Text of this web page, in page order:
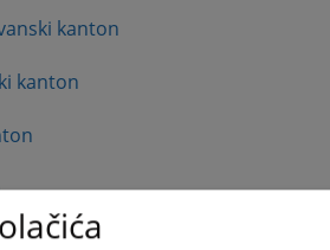
kanton
kanton